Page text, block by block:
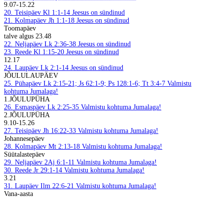
9.07-15.22
20. Teisipäev Kl 1:1-14 Jeesus on sündinud
21. Kolmapäev Jh 1:1-18 Jeesus on sündinud
Toomapäev
talve algus 23.48
22. Neljapäev Lk 2:36-38 Jeesus on sündinud
23. Reede Kl 1:15-20 Jeesus on sündinud
12.17
24. Laupäev Lk 2:1-14 Jeesus on sündinud
JÕULULAUPÄEV
25. Pühapäev Lk 2:15-21; Js 62:1-9; Ps 128:1-6; Tt 3:4-7 Valmistu
kohtuma Jumalaga!
1.JÕULUPÜHA
26. Esmaspäev Lk 2:25-35 Valmistu kohtuma Jumalaga!
2.JÕULUPÜHA
9.10-15.26
27. Teisipäev Jh 16:22-33 Valmistu kohtuma Jumalaga!
Johannesepäev
28. Kolmapäev Mt 2:13-18 Valmistu kohtuma Jumalaga!
Süütalastepäev
29. Neljapäev 2Aj 6:1-11 Valmistu kohtuma Jumalaga!
30. Reede Jr 29:1-14 Valmistu kohtuma Jumalaga!
3.21
31. Laupäev Ilm 22:6-21 Valmistu kohtuma Jumalaga!
Vana-aasta